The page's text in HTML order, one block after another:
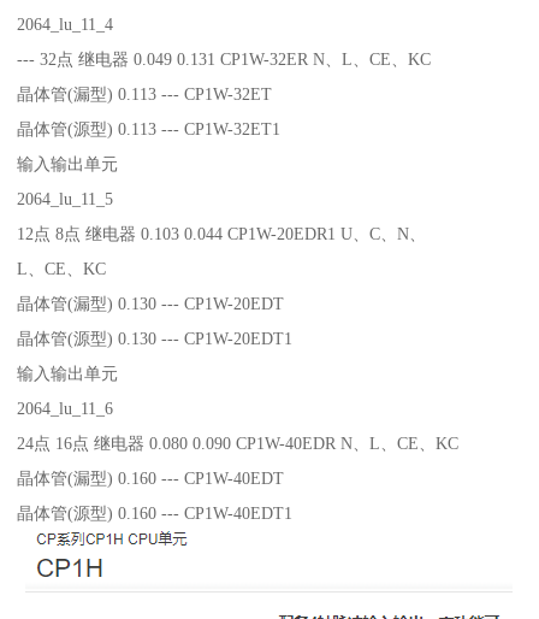
2064_lu_11_4
--- 32点 继电器 0.049 0.131 CP1W-32ER N、L、CE、KC
晶体管(漏型) 0.113 --- CP1W-32ET
晶体管(源型) 0.113 --- CP1W-32ET1
输入输出单元
2064_lu_11_5
12点 8点 继电器 0.103 0.044 CP1W-20EDR1 U、C、N、
L、CE、KC
晶体管(漏型) 0.130 --- CP1W-20EDT
晶体管(源型) 0.130 --- CP1W-20EDT1
输入输出单元
2064_lu_11_6
24点 16点 继电器 0.080 0.090 CP1W-40EDR N、L、CE、KC
晶体管(漏型) 0.160 --- CP1W-40EDT
晶体管(源型) 0.160 --- CP1W-40EDT1